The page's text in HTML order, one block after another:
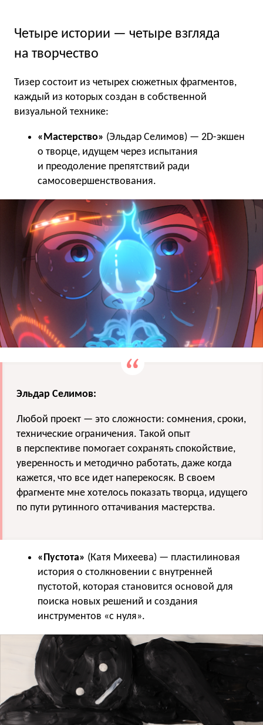
Четыре истории — четыре взгляда
на творчество
Тизер состоит из четырех сюжетных фрагментов,
каждый из которых создан в собственной
визуальной технике:
«Мастерство» (Эльдар Селимов) — 2D-экшен
о творце, идущем через испытания
и преодоление препятствий ради
самосовершенствования.
Эльдар Селимов:
Любой проект — это сложности: сомнения, сроки,
технические ограничения. Такой опыт
в перспективе помогает сохранять спокойствие,
уверенность и методично работать, даже когда
кажется, что все идет наперекосяк. В своем
фрагменте мне хотелось показать творца, идущего
по пути рутинного оттачивания мастерства.
«Пустота» (Катя Михеева) — пластилиновая
история о столкновении с внутренней
пустотой, которая становится основой для
поиска новых решений и создания
инструментов «с нуля».